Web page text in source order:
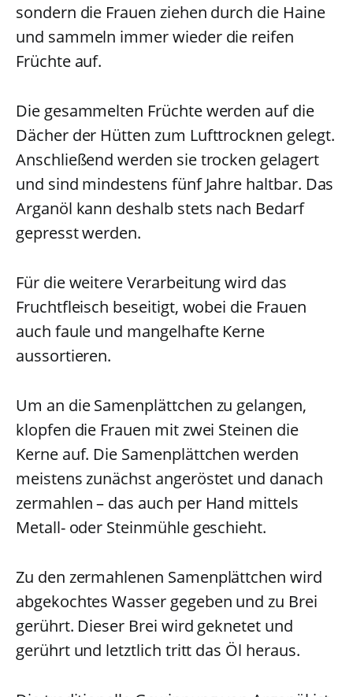
sondern die Frauen ziehen durch die Haine
und sammeln immer wieder die reifen
Früchte auf.
Die gesammelten Früchte werden auf die
Dächer der Hütten zum Lufttrocknen gelegt.
Anschließend werden sie trocken gelagert
und sind mindestens fünf Jahre haltbar. Das
Arganöl kann deshalb stets nach Bedarf
gepresst werden.
Für die weitere Verarbeitung wird das
Fruchtfleisch beseitigt, wobei die Frauen
auch faule und mangelhafte Kerne
aussortieren.
Um an die Samenplättchen zu gelangen,
klopfen die Frauen mit zwei Steinen die
Kerne auf. Die Samenplättchen werden
meistens zunächst angeröstet und danach
zermahlen – das auch per Hand mittels
Metall- oder Steinmühle geschieht.
Zu den zermahlenen Samenplättchen wird
abgekochtes Wasser gegeben und zu Brei
gerührt. Dieser Brei wird geknetet und
gerührt und letztlich tritt das Öl heraus.